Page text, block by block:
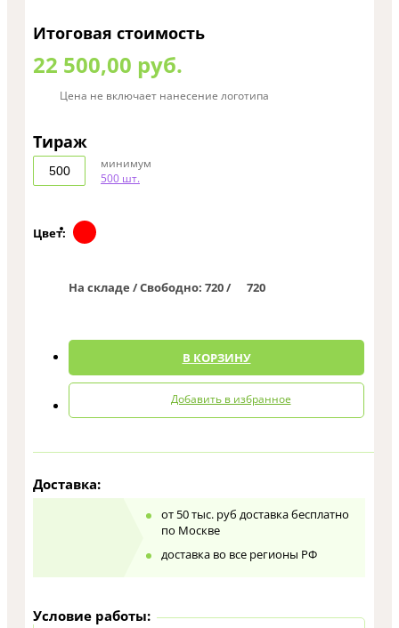
Итоговая стоимость
22 500,00 руб.
Цена не включает нанесение логотипа
Тираж
минимум
500 шт.
Цвет:
На складе / Свободно: 720 / 720
В КОРЗИНУ
Добавить в избранное
Доставка:
от 50 тыс. руб доставка бесплатно
по Москве
доставка во все регионы РФ
Условие работы: